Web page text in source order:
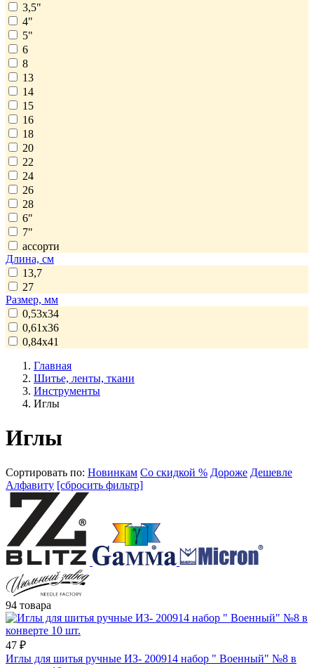
3,5"
4"
5"
6
8
13
14
15
16
18
20
22
24
26
28
6"
7"
ассорти
Длина, см
13,7
27
Размер, мм
0,53x34
0,61x36
0,84x41
Главная
Шитье, ленты, ткани
Инструменты
Иглы
Иглы
Сортировать по: Новинкам Со скидкой % Дороже Дешевле
Алфавиту [сбросить фильтр]
94 товара
47 ₽
Иглы для шитья ручные ИЗ- 200914 набор " Военный" №8 в